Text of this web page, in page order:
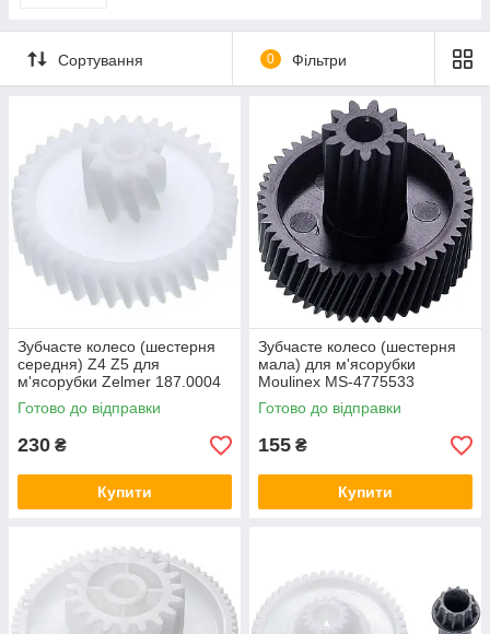
Сортування 0 Фільтри
Зубчасте колесо (шестерня
середня) Z4 Z5 для
м'ясорубки Zelmer 187.0004
793636
Готово до відправки
230 ₴
Купити
Зубчасте колесо (шестерня
мала) для м'ясорубки
Moulinex MS-4775533
Готово до відправки
155 ₴
Купити